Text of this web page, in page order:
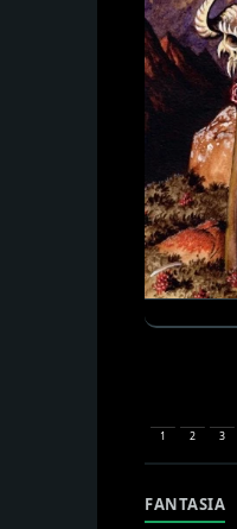
1 2 3
FANTASIA